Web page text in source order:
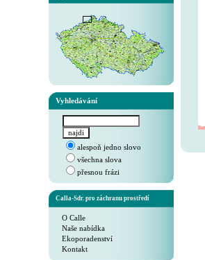
Vyhledávání
alespoň jedno slovo
všechna slova
přesnou frázi
Calla-Sdr. pro záchranu prostředí
O Calle
Naše nabídka
Ekoporadenství
Kontakt